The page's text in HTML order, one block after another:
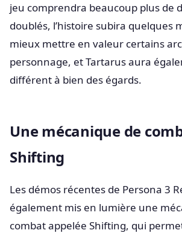
jeu comprendra beaucoup plus de
doublés, l’histoire subira quelques
mieux mettre en valeur certains
personnage, et Tartarus aura
différent à bien des égards.
Une mécanique de
Shifting
Les démos récentes de Persona 3
également mis en lumière une
combat appelée Shifting, qui